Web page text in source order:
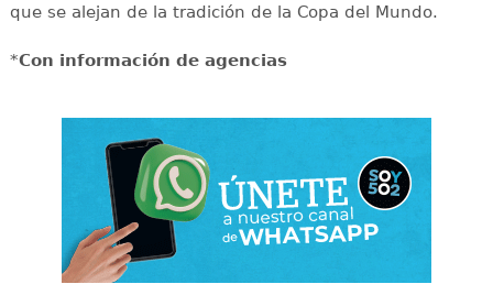
que se alejan de la tradición de la Copa del Mundo.
*Con información de agencias